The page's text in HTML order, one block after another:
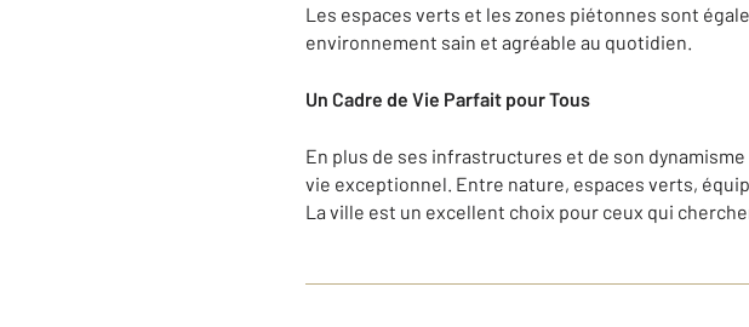
Les espaces verts et les zones piétonnes sont
environnement sain et agréable au quotidien.
Un Cadre de Vie Parfait pour Tous
En plus de ses infrastructures et de son
vie exceptionnel. Entre nature, espaces verts,
La ville est un excellent choix pour ceux qui